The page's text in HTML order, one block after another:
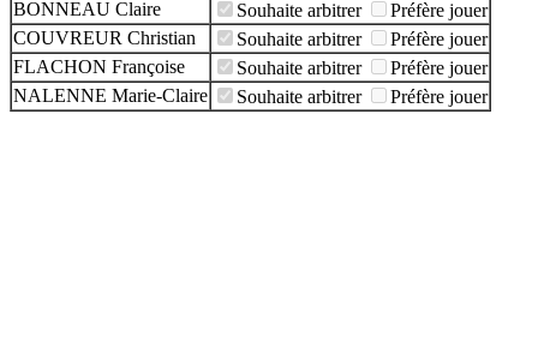
BONNEAU Claire
Souhaite arbitrer
Préfère jouer
COUVREUR Christian
Souhaite arbitrer
Préfère jouer
FLACHON Françoise
Souhaite arbitrer
Préfère jouer
NALENNE Marie-Claire
Souhaite arbitrer Préfère jouer